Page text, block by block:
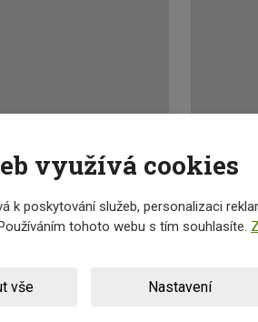
16
si jinou!
využívá cookies
k poskytování služeb, personalizaci
tohoto webu s tím souhlasíte.
vše Nastavení